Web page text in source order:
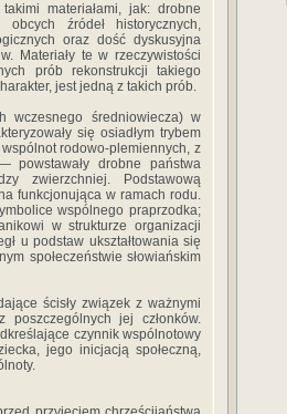
materiałami, jak: drobne
źródeł historycznych,
oraz dość dyskusyjna
Materiały te w rzeczywistości
prób rekon­strukcji takiego
jest jedną z takich prób.
wczesnego średniowiecza) w
się osiadłym trybem
rodowo-plemiennych, z
drobne państwa
zwierzchniej. Podstawową
funk­cjonująca w ramach rodu.
wspól­nego praprzodka;
w strukturze organizacji
u podstaw ukształtowania się
społeczeństwie słowiańskim
ścisły związek z ważnymi
jej członków.
czynnik wspólnotowy
jego inicjacją społeczną,